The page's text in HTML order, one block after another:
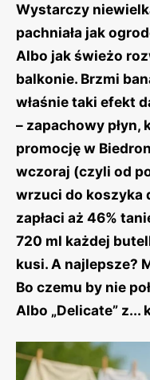
Wystarczy
pachniała jak
Albo jak świeżo
balkonie. Brzmi
właśnie taki efekt
– zapachowy płyn,
promocję w
wczoraj (czyli od
wrzuci do koszyka
zapłaci aż 46%
720 ml każdej
kusi. A najlepsze?
Bo czemu by nie
Albo „Delicate” z...